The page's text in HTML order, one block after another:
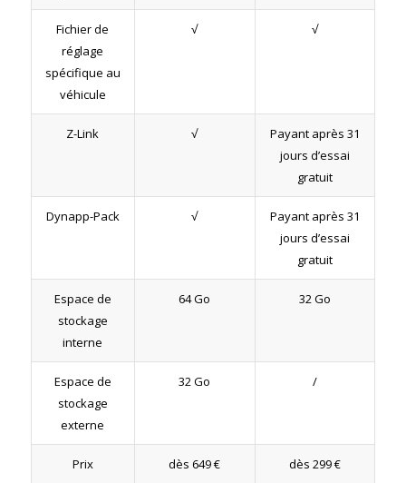
Fichier de
réglage
spécifique au
véhicule
√ √
Z-Link √
Payant après 31
jours d’essai
gratuit
Dynapp-Pack √
Payant après 31
jours d’essai
gratuit
Espace de
stockage
interne
64 Go 32 Go
Espace de
stockage
externe
32 Go /
Prix dès 649 € dès 299 €